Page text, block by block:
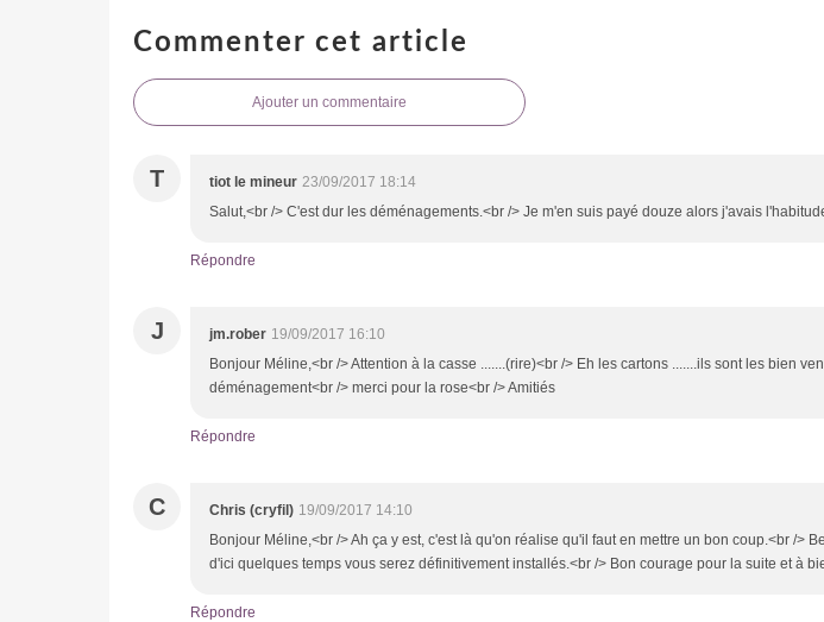
Commenter cet article
Ajouter un commentaire
T tiot le mineur 23/09/2017 18:14
Salut,<br /> C'est dur les déménagements.<br /> Je m'en suis payé douze alors j'avais
Répondre
J jm.rober 19/09/2017 16:10
Bonjour Méline,<br /> Attention à la casse .......(rire)<br /> Eh les cartons .......ils sont les bien
déménagement<br /> merci pour la rose<br /> Amitiés
Répondre
C Chris (cryfil) 19/09/2017 14:10
Bonjour Méline,<br /> Ah ça y est, c'est là qu'on réalise qu'il faut en mettre un bon coup.<br />
d'ici quelques temps vous serez définitivement installés.<br /> Bon courage pour la suite et à
Répondre